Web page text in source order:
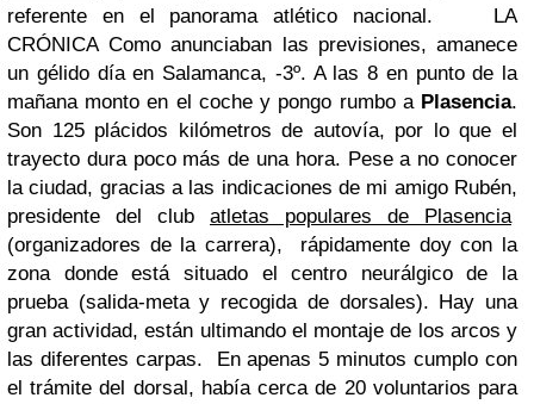
referente en el panorama atlético nacional. LA
CRÓNICAComo anunciaban las previsiones, amanece
un gélido día en Salamanca, -3º. A las 8 en punto de la
mañana monto en el coche y pongo rumbo a Plasencia.
Son 125 plácidos kilómetros de autovía, por lo que el
trayecto dura poco más de una hora. Pese a no conocer
la ciudad, gracias a las indicaciones de mi amigo Rubén,
presidente del club atletas populares de Plasencia
(organizadores de la carrera), rápidamente doy con la
zona donde está situado el centro neurálgico de la
prueba (salida-meta y recogida de dorsales). Hay una
gran actividad, están ultimando el montaje de los arcos y
las diferentes carpas. En apenas 5 minutos cumplo con
el trámite del dorsal, había cerca de 20 voluntarios para